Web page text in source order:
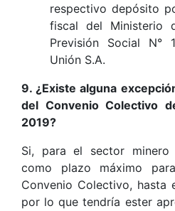
respectivo depósito
fiscal del Ministerio
Previsión Social N°
Unión S.A.
9. ¿Existe alguna
del Convenio Colectivo
2019?
Si, para el sector minero
como plazo máximo
Convenio Colectivo, hasta
por lo que tendría ester